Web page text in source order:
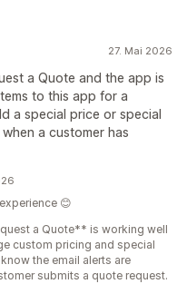
27. Mai 2026
a Quote and the app is
to this app for a
a special price or special
a customer has
😊
a Quote** is working well
custom pricing and special
the email alerts are
submits a quote request.